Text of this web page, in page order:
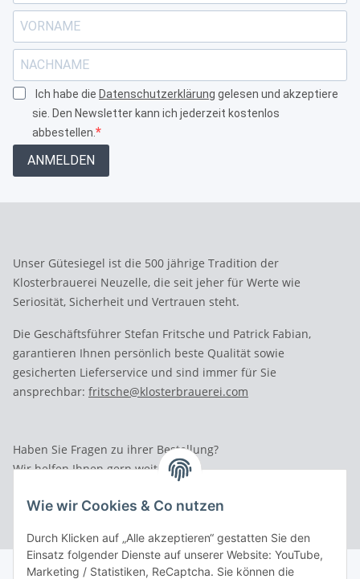
Wie wir Cookies & Co nutzen
Durch Klicken auf „Alle akzeptieren“ gestatten Sie den
Einsatz folgender Dienste auf unserer Website: YouTube,
Marketing / Statistiken, ReCaptcha. Sie können die
Ich habe die Datenschutzerklärung gelesen und akzeptiere
sie. Den Newsletter kann ich jederzeit kostenlos
abbestellen.
ANMELDEN
Unser Gütesiegel ist die 500 jährige Tradition der
Klosterbrauerei Neuzelle, die seit jeher für Werte wie
Seriosität, Sicherheit und Vertrauen steht.
Die Geschäftsführer Stefan Fritsche und Patrick Fabian,
garantieren Ihnen persönlich beste Qualität sowie
gesicherten Lieferservice und sind immer für Sie
ansprechbar: fritsche@klosterbrauerei.com
Haben Sie Fragen zu ihrer Bestellung?
Wir helfen Ihnen gern weiter.
Rufen Sie uns an: Tel.: 03 36 52 - 81023